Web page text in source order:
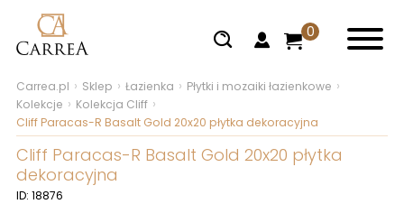
0
Carrea.pl Sklep Łazienka
Płytki i mozaiki łazienkowe
Kolekcje
Kolekcja Cliff
Cliff Paracas-R Basalt Gold 20x20 płytka dekoracyjna
Cliff Paracas-R Basalt Gold 20x20 płytka
dekoracyjna
ID: 18876